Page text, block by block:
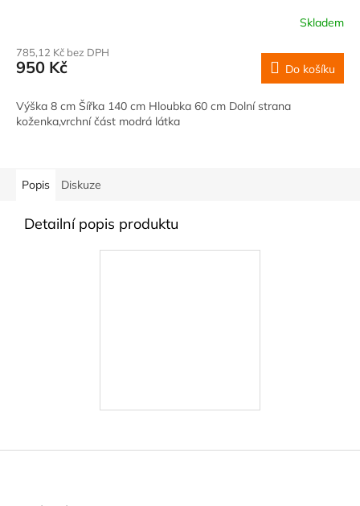
Skladem
785,12 Kč bez DPH
950 Kč Do košíku
Výška 8 cm Šířka 140 cm Hloubka 60 cm Dolní strana
koženka,vrchní část modrá látka
Popis Diskuze
Detailní popis produktu
Z